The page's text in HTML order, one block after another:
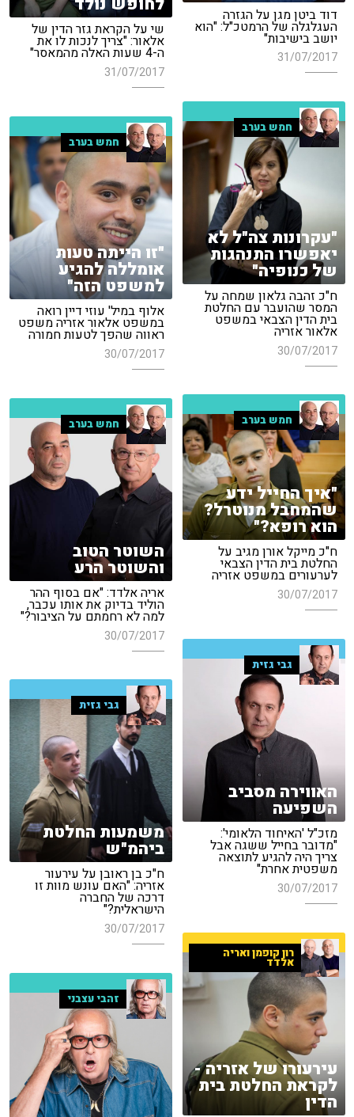
דוד ביטן מגן על הגזרה
העגלגלה של הרמטכ"ל: "הוא
יושב בישיבות"
31/07/2017
שי על הקראת גזר הדין של
אלאור: "צריך לנכות לו את
ה-4 שעות האלה מהמאסר"
31/07/2017
חמש בערב
"עקרונות צה"ל לא
יאפשרו התנהגות
של כנופיה"
ח"כ זהבה גלאון שמחה על
המסר שהועבר עם החלטת
בית הדין הצבאי במשפט
אלאור אזריה
30/07/2017
חמש בערב
"זו הייתה טעות
אומללה להגיע
למשפט הזה"
אלוף במיל' עוזי דיין רואה
במשפט אלאור אזריה משפט
ראווה שהפך לטעות חמורה
30/07/2017
חמש בערב
"איך החייל ידע
שהמחבל מנוטרל?
הוא רופא?"
ח"כ מייקל אורן מגיב על
החלטת בית הדין הצבאי
לערעורים במשפט אזריה
30/07/2017
חמש בערב
השוטר הטוב
והשוטר הרע
אריה אלדד: "אם בסוף ההר
הוליד בדיוק את אותו עכבר,
למה לא רחמתם על הציבור?"
30/07/2017
גבי גזית
האווירה מסביב
השפיעה
מזכ"ל 'האיחוד הלאומי':
"מדובר בחייל ששגה אבל
צריך היה להגיע לתוצאה
משפטית אחרת"
30/07/2017
גבי גזית
משמעות החלטת
ביהמ"ש
ח"כ בן ראובן על עירעור
אזריה: "האם עונש מוות זו
דרכה של החברה
הישראלית?"
30/07/2017
רון קופמן ואריה
אלדד
עירעורו של אזריה -
לקראת החלטת בית
הדין
זהבי עצבני